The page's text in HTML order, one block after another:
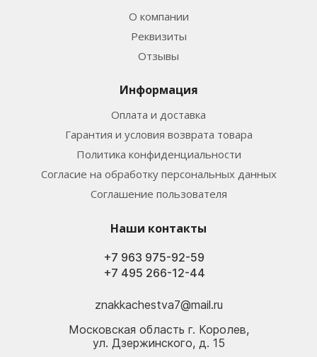
О компании
Реквизиты
Отзывы
Информация
Оплата и доставка
Гарантия и условия возврата товара
Политика конфиденциальности
Согласие на обработку персональных данных
Соглашение пользователя
Наши контакты
+7 495 266-12-44
+7 963 975-92-59
znakkachestva7@mail.ru
Московская область г. Королев,
ул. Дзержинского, д. 15